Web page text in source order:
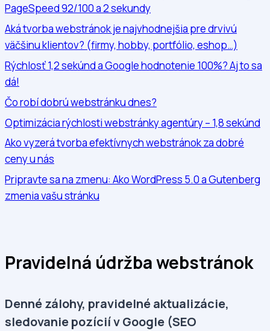
PageSpeed 92/100 a 2 sekundy
Aká tvorba webstránok je najvhodnejšia pre drvivú
väčšinu klientov? (firmy, hobby, portfólio, eshop…)
Rýchlosť 1,2 sekúnd a Google hodnotenie 100%? Aj to sa
dá!
Čo robí dobrú webstránku dnes?
Optimizácia rýchlosti webstránky agentúry – 1,8 sekúnd
Ako vyzerá tvorba efektívnych webstránok za dobré
ceny u nás
Pripravte sa na zmenu: Ako WordPress 5.0 a Gutenberg
zmenia vašu stránku
Pravidelná údržba webstránok
Denné zálohy, pravidelné aktualizácie,
sledovanie pozícií v Google (SEO